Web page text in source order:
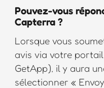
Pouvez-vous
Capterra ?
Lorsque vous
avis via votre
GetApp), il y aura
sélectionner «